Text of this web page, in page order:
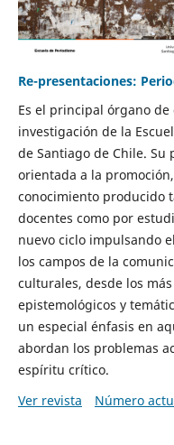
Re-presentaciones:
Es el principal órgano
investigación de la
de Santiago de Chile. Su
orientada a la
conocimiento producido
docentes como por
nuevo ciclo impulsando
los campos de la
culturales, desde los
epistemológicos y
un especial énfasis en
abordan los problemas
espíritu crítico.
Ver revista
Número